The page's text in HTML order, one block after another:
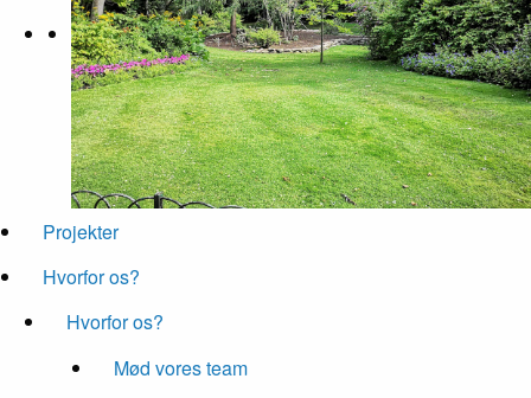
Projekter
Hvorfor os?
Hvorfor os?
Mød vores team